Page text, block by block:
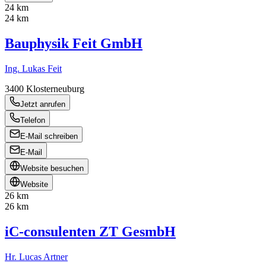
24 km
24 km
Bauphysik Feit GmbH
Ing. Lukas Feit
3400 Klosterneuburg
Jetzt anrufen
Telefon
E-Mail schreiben
E-Mail
Website besuchen
Website
26 km
26 km
iC-consulenten ZT GesmbH
Hr. Lucas Artner